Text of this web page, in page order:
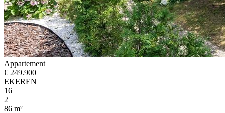
Appartement
€ 249.900
EKEREN
16
2
86 m²